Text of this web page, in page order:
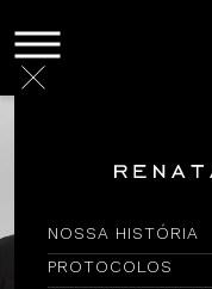
NOSSA HISTÓRIA
PROTOCOLOS